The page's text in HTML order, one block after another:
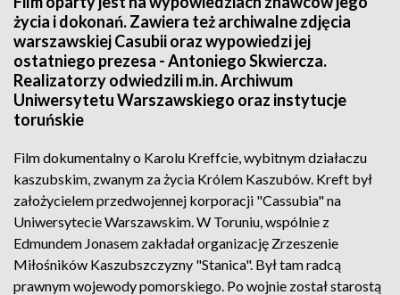
życia i dokonań. Zawiera też archiwalne zdjęcia
warszawskiej Casubii oraz wypowiedzi jej
ostatniego prezesa - Antoniego Skwiercza.
Realizatorzy odwiedzili m.in. Archiwum
Uniwersytetu Warszawskiego oraz instytucje
toruńskie
Film dokumentalny o Karolu Kreffcie, wybitnym działaczu
kaszubskim, zwanym za życia Królem Kaszubów. Kreft był
założycielem przedwojennej korporacji "Cassubia" na
Uniwersytecie Warszawskim. W Toruniu, wspólnie z
Edmundem Jonasem zakładał organizację Zrzeszenie
Miłośników Kaszubszczyzny "Stanica". Był tam radcą
prawnym wojewody pomorskiego. Po wojnie został starostą